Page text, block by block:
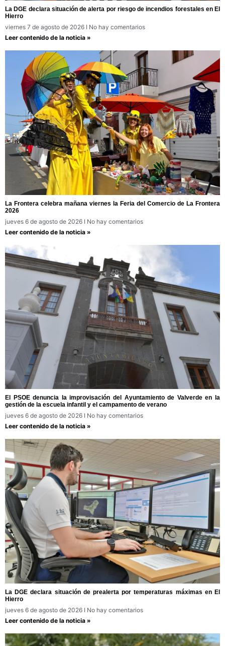
La DGE declara situación de alerta por riesgo de incendios forestales en El
Hierro
viernes 7 de agosto de 2026
No hay comentarios
Leer contenido de la noticia »
La Frontera celebra mañana viernes la Feria del Comercio de La Frontera
2026
jueves 6 de agosto de 2026
No hay comentarios
Leer contenido de la noticia »
El PSOE denuncia la improvisación del Ayuntamiento de Valverde en la
gestión de la escuela infantil y el campamento de verano
jueves 6 de agosto de 2026
No hay comentarios
Leer contenido de la noticia »
La DGE declara situación de prealerta por temperaturas máximas en El
Hierro
jueves 6 de agosto de 2026
No hay comentarios
Leer contenido de la noticia »